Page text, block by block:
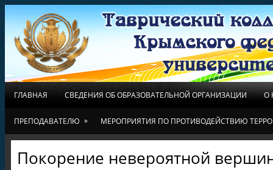
ГЛАВНАЯ СВЕДЕНИЯ ОБ ОБРАЗОВАТЕЛЬНОЙ ОРГАНИЗАЦИИ О
ПРЕПОДАВАТЕЛЮ » МЕРОПРИЯТИЯ ПО ПРОТИВОДЕЙСТВИЮ
Покорение невероятной